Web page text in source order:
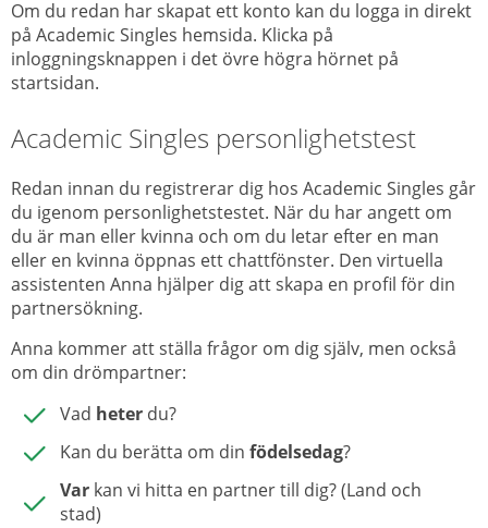
Om du redan har skapat ett konto kan du logga in direkt
på Academic Singles hemsida. Klicka på
inloggningsknappen i det övre högra hörnet på
startsidan.
Academic Singles personlighetstest
Redan innan du registrerar dig hos Academic Singles går
du igenom personlighetstestet. När du har angett om
du är man eller kvinna och om du letar efter en man
eller en kvinna öppnas ett chattfönster. Den virtuella
assistenten Anna hjälper dig att skapa en profil för din
partnersökning.
Anna kommer att ställa frågor om dig själv, men också
om din drömpartner:
Vad heter du?
Kan du berätta om din födelsedag?
Var kan vi hitta en partner till dig? (Land och
stad)